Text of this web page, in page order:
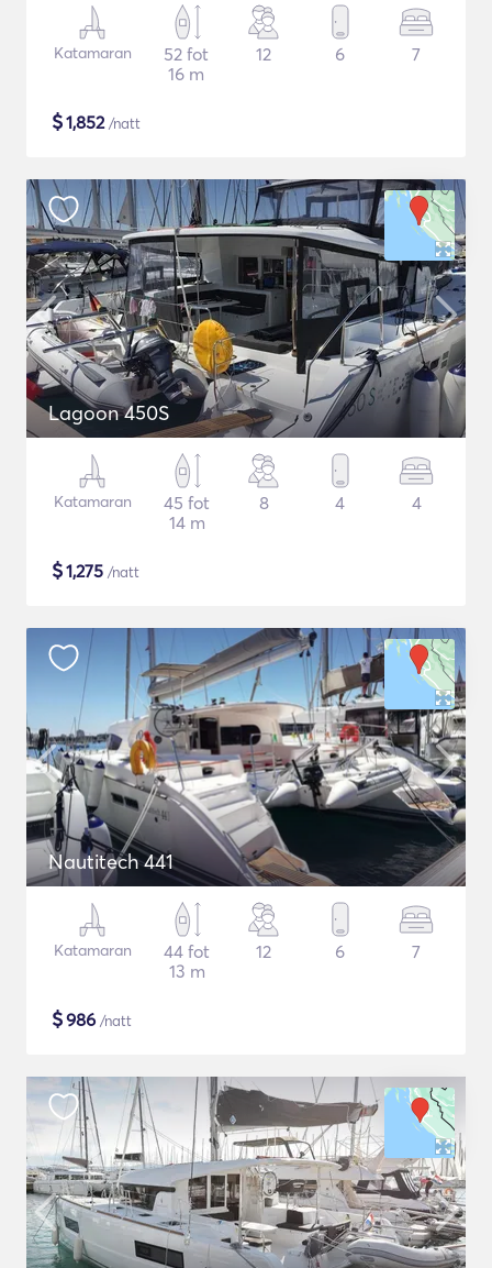
Katamaran
52 fot
16 m
12 6 7
$1,852/natt
Lagoon 450S
Katamaran
45 fot
14 m
8 4 4
$1,275 /natt
Nautitech 441
Katamaran
44 fot
13 m
12 6 7
$986 /natt